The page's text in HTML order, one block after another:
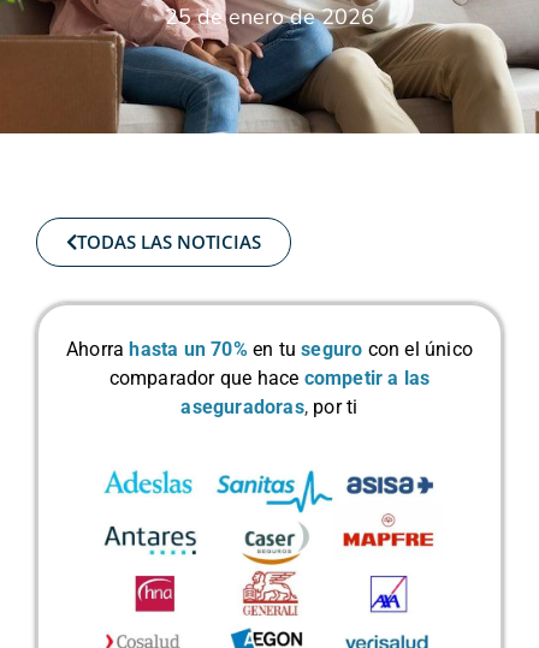
25 de enero de 2026
TODAS LAS NOTICIAS
Ahorra hasta un 70% en tuseguro con el único
comparador que hace competir a las
aseguradoras, por ti